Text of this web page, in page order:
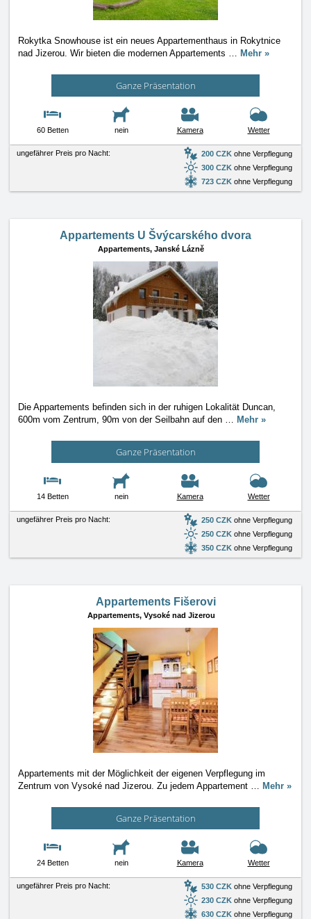
Rokytka Snowhouse ist ein neues Appartementhaus in Rokytnice
nad Jizerou. Wir bieten die modernen Appartements … Mehr »
Ganze Präsentation
60 Betten nein Kamera Wetter
ungefährer Preis pro Nacht: 200 CZK ohne Verpflegung
300 CZK ohne Verpflegung
723 CZK ohne Verpflegung
Appartements U Švýcarského dvora
Appartements, Janské Lázně
Die Appartements befinden sich in der ruhigen Lokalität Duncan,
600m vom Zentrum, 90m von der Seilbahn auf den … Mehr »
Ganze Präsentation
14 Betten nein Kamera Wetter
ungefährer Preis pro Nacht: 250 CZK ohne Verpflegung
250 CZK ohne Verpflegung
350 CZK ohne Verpflegung
Appartements Fišerovi
Appartements, Vysoké nad Jizerou
Appartements mit der Möglichkeit der eigenen Verpflegung im
Zentrum von Vysoké nad Jizerou. Zu jedem Appartement … Mehr »
Ganze Präsentation
24 Betten nein Kamera Wetter
ungefährer Preis pro Nacht: 530 CZK ohne Verpflegung
230 CZK ohne Verpflegung
630 CZK ohne Verpflegung